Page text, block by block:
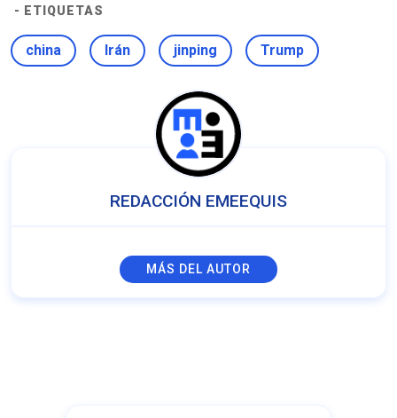
- ETIQUETAS
china Irán jinping Trump
REDACCIÓN EMEEQUIS
MÁS DEL AUTOR